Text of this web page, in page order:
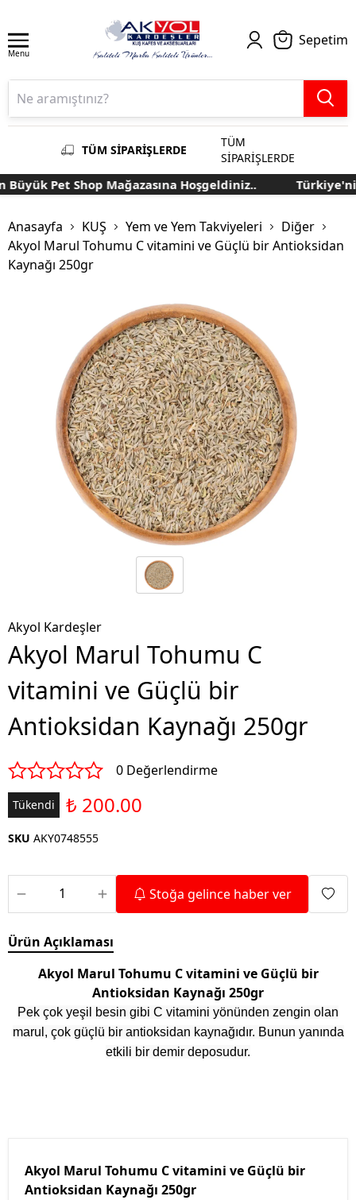
Menu
Sepetim
TÜM SİPARİŞLERDE
TÜM
SİPARİŞLERDE
Pet Shop Mağazasına Hoşgeldiniz..
Anasayfa KUŞ Yem ve Yem Takviyeleri
Diğer
Akyol Marul Tohumu C vitamini ve Güçlü bir Antioksidan
Kaynağı 250gr
Akyol Kardeşler
Akyol Marul Tohumu C
vitamini ve Güçlü bir
Antioksidan Kaynağı 250gr
0 Değerlendirme
Tükendi ₺ 200.00
SKU AKY0748555
Stoğa gelince haber ver
Ürün Açıklaması
Akyol Marul Tohumu C vitamini ve Güçlü bir
Antioksidan Kaynağı 250gr
Pek çok yeşil besin gibi C vitamini yönünden zengin olan
marul, çok güçlü bir antioksidan kaynağıdır. Bunun yanında
etkili bir demir deposudur.
Akyol Marul Tohumu C vitamini ve Güçlü bir
Antioksidan Kaynağı 250gr